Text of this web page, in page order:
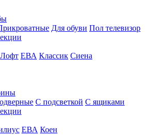
Для обуви Пол телевизор
Лофт ЕВА Классик Сиена
С подсветкой С ящиками
ЕВА Коен